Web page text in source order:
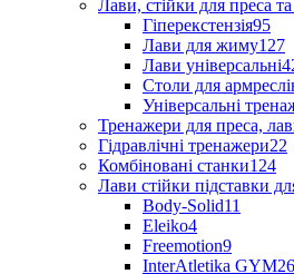
Лави, стійки для преса
Гіперекстензія95
Лави для жиму127
Лави універсальні
Столи для
Універсальні
Тренажери для преса,
Гідравлічні тренажери22
Комбіновані станки124
Лави стійки підставки
Body-Solid11
Eleiko4
Freemotion9
InterAtletika GYM26